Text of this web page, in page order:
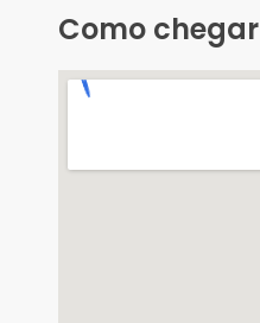
Como chegar